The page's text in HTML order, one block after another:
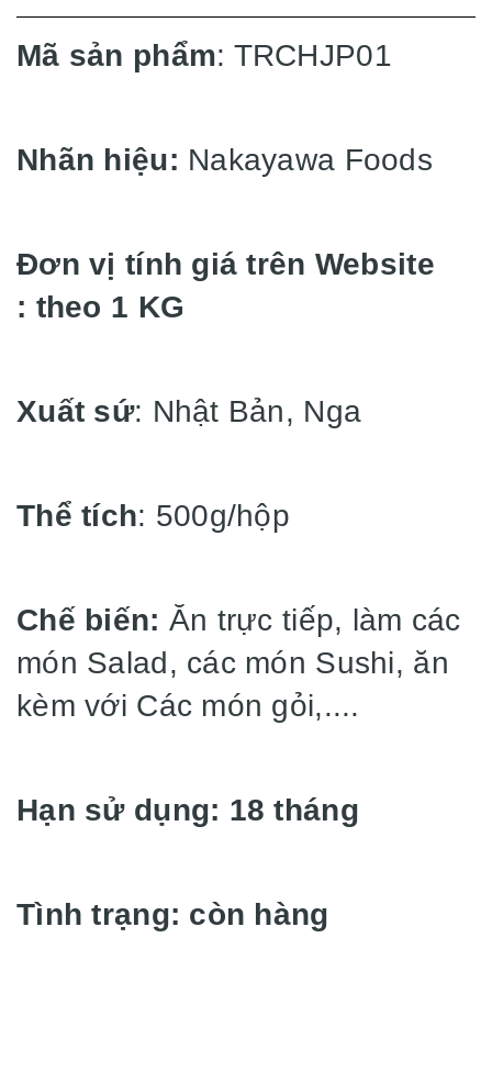
Mã sản phẩm: TRCHJP01
Nhãn hiệu: Nakayawa Foods
Đơn vị tính giá trên Website
: theo 1 KG
Xuất sứ: Nhật Bản, Nga
Thể tích: 500g/hộp
Chế biến: Ăn trực tiếp, làm các
món Salad, các món Sushi, ăn
kèm với Các món gỏi,....
Hạn sử dụng: 18 tháng
Tình trạng: còn hàng